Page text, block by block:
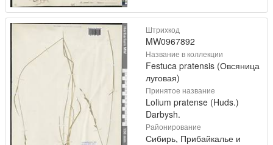
Штрихкод
MW0967892
Название в коллекции
Festuca pratensis (Овсяница
луговая)
Принятое название
Lolium pratense (Huds.)
Darbysh.
Районирование
Сибирь, Прибайкалье и